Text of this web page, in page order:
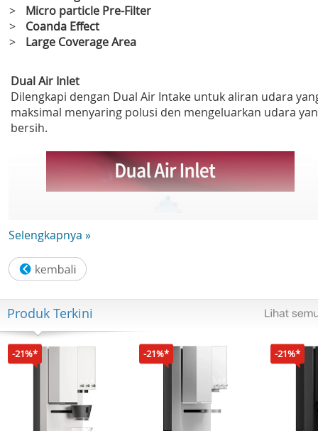
>
Micro particle Pre-Filter
>
Coanda Effect
>
Large Coverage Area
Dual Air Inlet
Dilengkapi dengan Dual Air Intake untuk aliran udara
maksimal menyaring polusi den mengeluarkan udara
bersih.
Selengkapnya »
Produk Terkini
-21%* -21%* -21%*